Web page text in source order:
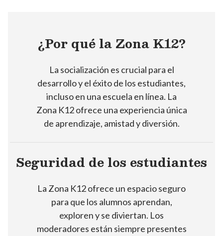
¿Por qué la Zona K12?
La socialización es crucial para el
desarrollo y el éxito de los estudiantes,
incluso en una escuela en línea. La
Zona K12 ofrece una experiencia única
de aprendizaje, amistad y diversión.
Seguridad de los estudiantes
La Zona K12 ofrece un espacio seguro
para que los alumnos aprendan,
exploren y se diviertan. Los
moderadores están siempre presentes